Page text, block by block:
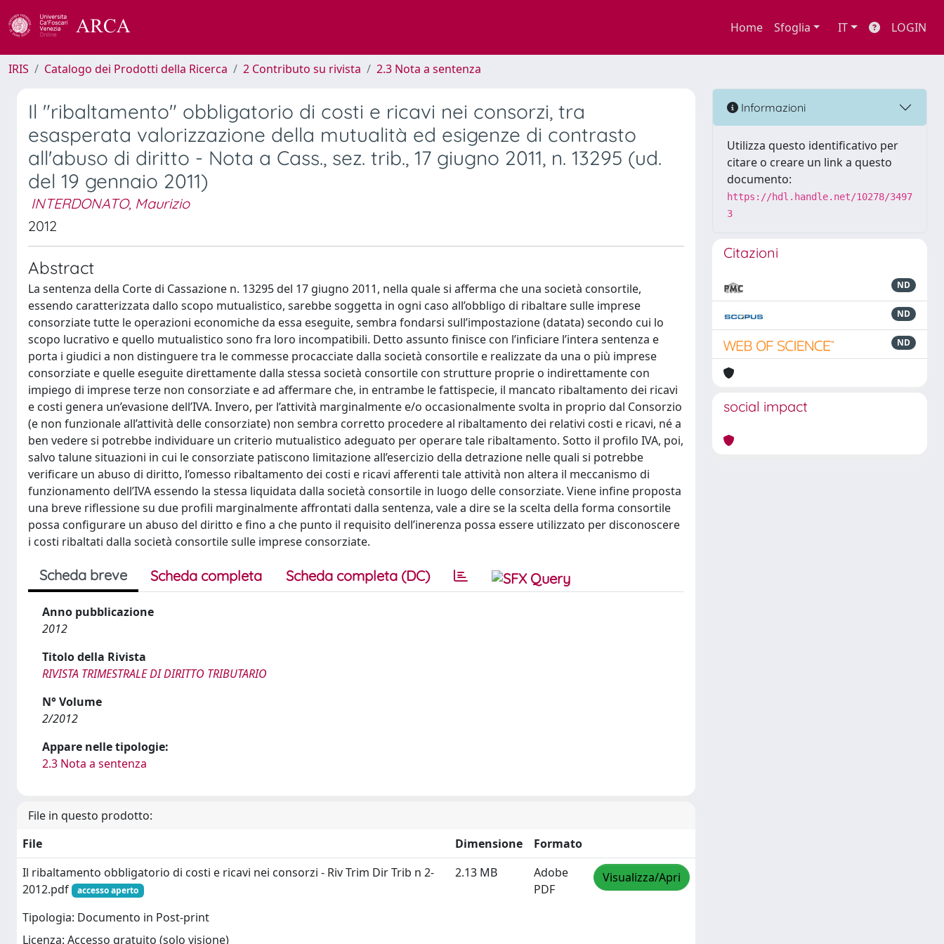
Home Sfoglia IT LOGIN
IRIS Catalogo dei Prodotti della Ricerca 2 Contributo su rivista 2.3 Nota a sentenza
Il "ribaltamento" obbligatorio di costi e ricavi nei consorzi, tra
esasperata valorizzazione della mutualità ed esigenze di contrasto
all'abuso di diritto - Nota a Cass., sez. trib., 17 giugno 2011, n. 13295 (ud.
del 19 gennaio 2011)
INTERDONATO, Maurizio
2012
Abstract
La sentenza della Corte di Cassazione n. 13295 del 17 giugno 2011, nella quale si afferma che una società consortile,
essendo caratterizzata dallo scopo mutualistico, sarebbe soggetta in ogni caso all’obbligo di ribaltare sulle imprese
consorziate tutte le operazioni economiche da essa eseguite, sembra fondarsi sull’impostazione (datata) secondo cui lo
scopo lucrativo e quello mutualistico sono fra loro incompatibili. Detto assunto finisce con l’inficiare l’intera sentenza e
porta i giudici a non distinguere tra le commesse procacciate dalla società consortile e realizzate da una o più imprese
consorziate e quelle eseguite direttamente dalla stessa società consortile con strutture proprie o indirettamente con
impiego di imprese terze non consorziate e ad affermare che, in entrambe le fattispecie, il mancato ribaltamento dei ricavi
e costi genera un’evasione dell’IVA. Invero, per l’attività marginalmente e/o occasionalmente svolta in proprio dal Consorzio
(e non funzionale all’attività delle consorziate) non sembra corretto procedere al ribaltamento dei relativi costi e ricavi, né a
ben vedere si potrebbe individuare un criterio mutualistico adeguato per operare tale ribaltamento. Sotto il profilo IVA, poi,
salvo talune situazioni in cui le consorziate patiscono limitazione all’esercizio della detrazione nelle quali si potrebbe
verificare un abuso di diritto, l’omesso ribaltamento dei costi e ricavi afferenti tale attività non altera il meccanismo di
funzionamento dell’IVA essendo la stessa liquidata dalla società consortile in luogo delle consorziate. Viene infine proposta
una breve riflessione su due profili marginalmente affrontati dalla sentenza, vale a dire se la scelta della forma consortile
possa configurare un abuso del diritto e fino a che punto il requisito dell’inerenza possa essere utilizzato per disconoscere
i costi ribaltati dalla società consortile sulle imprese consorziate.
Scheda breve Scheda completa Scheda completa (DC)
Anno pubblicazione
2012
Titolo della Rivista
RIVISTA TRIMESTRALE DI DIRITTO TRIBUTARIO
N° Volume
2/2012
Appare nelle tipologie:
2.3 Nota a sentenza
File in questo prodotto:
File
Dimensione
Formato
Il ribaltamento obbligatorio di costi e ricavi nei consorzi - Riv Trim Dir Trib n 2-
2012.pdf
accesso aperto
Tipologia: Documento in Post-print
Licenza: Accesso gratuito (solo visione)
2.13 MB
Adobe
PDF
Visualizza/Apri
Informazioni
Utilizza questo identificativo per
citare o creare un link a questo
documento:
https://hdl.handle.net/10278/3497
3
Citazioni
ND
ND
ND
social impact